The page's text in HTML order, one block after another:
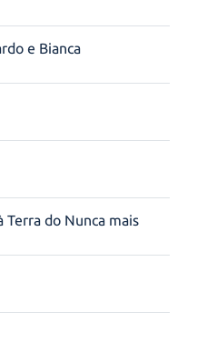
e Bianca
Terra do Nunca mais